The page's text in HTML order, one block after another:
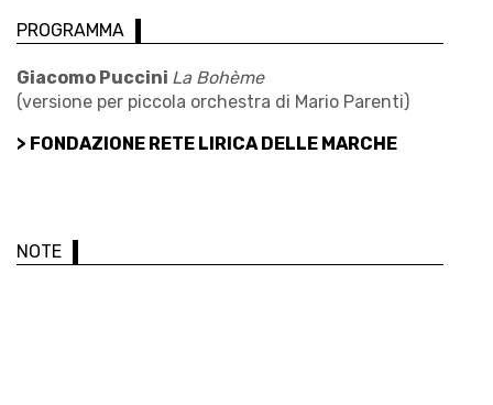
PROGRAMMA
Giacomo Puccini La Bohème
(versione per piccola orchestra di Mario Parenti)
> FONDAZIONE RETE LIRICA DELLE MARCHE
NOTE